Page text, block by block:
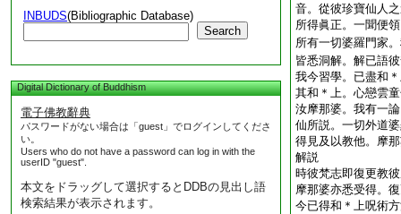
INBUDS(Bibliographic Database)
Search
Digital Dictionary of Buddhism
電子佛教辭典
パスワードがない場合は「guest」でログインしてくださ
い。
Users who do not have a password can log in with the
userID "guest".
本文をドラッグして選択するとDDBの見出し語
検索結果が表示されます。
音。從彼珍寶仙人
所得眞正。一聞便
所有一切婆羅門家
皆悉洞解。解已語
我今習學。已盡和
其和＊上。心戀雲
汝摩那婆。我有一
仙所説。一切外道
得見及以教他。摩
解説
時彼梵志即復更教
摩那婆亦悉受得。
今已得和＊上呪術